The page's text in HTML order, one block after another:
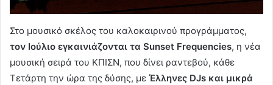
Στο μουσικό σκέλος του καλοκαιρινού προγράμματος,
τον Ιούλιο εγκαινιάζονται τα Sunset Frequencies, η νέα
μουσική σειρά του ΚΠΙΣΝ, που δίνει ραντεβού, κάθε
Τετάρτη την ώρα της δύσης, με Έλληνες DJs και μικρά